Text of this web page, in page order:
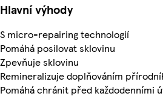
Hlavní výhody
S micro-repairing technologií
Pomáhá posilovat sklovinu
Zpevňuje sklovinu
Remineralizuje doplňováním
Pomáhá chránit před každodenními